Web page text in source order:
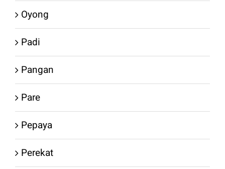
Oyong
Padi
Pangan
Pare
Pepaya
Perekat